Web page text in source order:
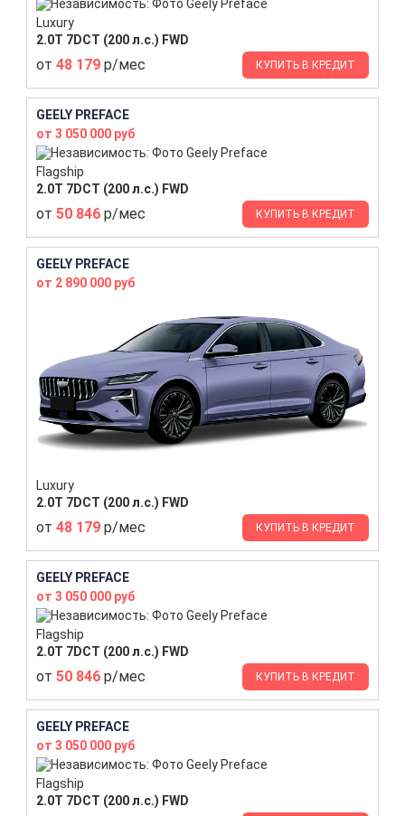
Luxury
2.0T 7DCT (200 л.с.) FWD
от 48 179 р/мес КУПИТЬ В КРЕДИТ
GEELY PREFACE
от 3 050 000 руб
Flagship
2.0T 7DCT (200 л.с.) FWD
от 50 846 р/мес КУПИТЬ В КРЕДИТ
GEELY PREFACE
от 2 890 000 руб
Luxury
2.0T 7DCT (200 л.с.) FWD
от 48 179 р/мес КУПИТЬ В КРЕДИТ
GEELY PREFACE
от 3 050 000 руб
Flagship
2.0T 7DCT (200 л.с.) FWD
от 50 846 р/мес КУПИТЬ В КРЕДИТ
GEELY PREFACE
от 3 050 000 руб
Flagship
2.0T 7DCT (200 л.с.) FWD